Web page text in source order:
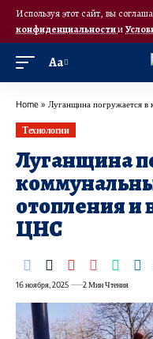
Используя этот сайт, вы
конфиденциальностии
Аа
Home » Луганщина погружается в
Технологии
Луганщина
отопления и
ЦНС
16 ноября, 2025 2 Мин Чтения